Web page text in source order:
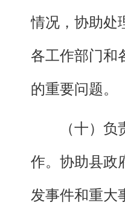
情况，协助处
各工作部门和
的重要问题。
（十）
作。协助县政
发事件和重大